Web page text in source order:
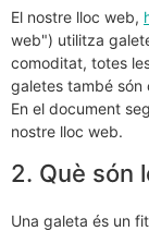
El nostre lloc web,
web") utilitza
comoditat, totes
galetes també són
En el document
nostre lloc web.
2. Què són
Una galeta és un